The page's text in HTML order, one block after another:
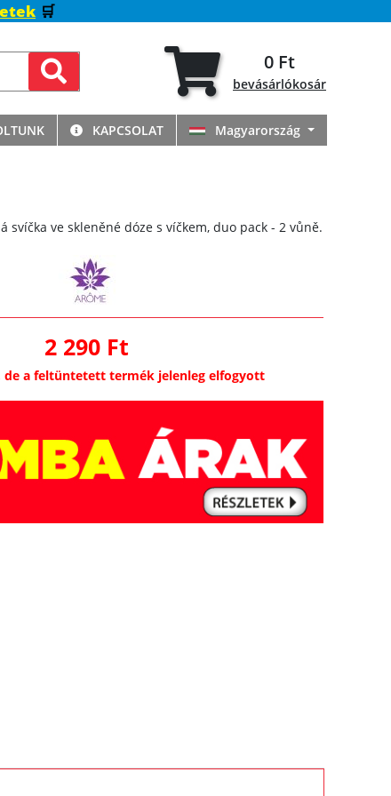
🛒
0 Ft
bevásárlókosár
KAPCSOLAT Magyarország
svíčka ve skleněné dóze s víčkem, duo pack - 2 vůně.
2 290 Ft
de a feltüntetett termék jelenleg elfogyott